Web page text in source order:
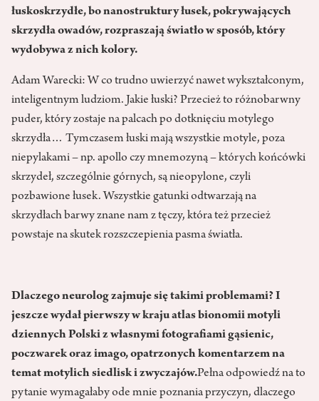
łuskoskrzydłe, bo nanostruktury łusek, pokrywających
skrzydła owadów, rozpraszają światło w sposób, który
wydobywa z nich kolory.
Adam Warecki: W co trudno uwierzyć nawet wykształconym,
inteligentnym ludziom. Jakie łuski? Przecież to różnobarwny
puder, który zostaje na palcach po dotknięciu motylego
skrzydła… Tymczasem łuski mają wszystkie motyle, poza
niepylakami – np. apollo czy mnemozyną – których końcówki
skrzydeł, szczególnie górnych, są nieopylone, czyli
pozbawione łusek. Wszystkie gatunki odtwarzają na
skrzydłach barwy znane nam z tęczy, która też przecież
powstaje na skutek rozszczepienia pasma światła.
Dlaczego neurolog zajmuje się takimi problemami? I
jeszcze wydał pierwszy w kraju atlas bionomii motyli
dziennych Polski z własnymi fotografiami gąsienic,
poczwarek oraz imago, opatrzonych komentarzem na
temat motylich siedlisk i zwyczajów.Pełna odpowiedź na to
pytanie wymagałaby ode mnie poznania przyczyn, dlaczego